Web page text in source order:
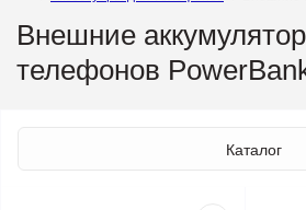
Внешние
телефонов
Каталог